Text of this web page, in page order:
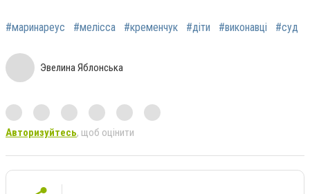
#маринареус #мелісса #кременчук #діти #виконавці #суд
Эвелина Яблонська
Авторизуйтесь, щоб оцінити